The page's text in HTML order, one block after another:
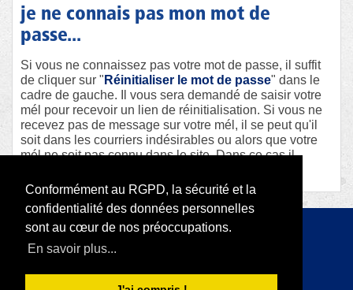
Conformément au RGPD, la sécurité et la
confidentialité des données personnelles
sont au cœur de nos préoccupations.
En savoir plus...
je ne connais pas mon mot de
passe...
Si vous ne connaissez pas votre mot de passe, il suffit
de cliquer sur " Réinitialiser le mot de passe" dans le
cadre de gauche. Il vous sera demandé de saisir votre
mél pour recevoir un lien de réinitialisation. Si vous ne
recevez pas de message sur votre mél, il se peut qu'il
soit dans les courriers indésirables ou alors que votre
mél ne soit pas connu dans le site. Dans ce cas il
Copyright 2026 par RODI Platform
|